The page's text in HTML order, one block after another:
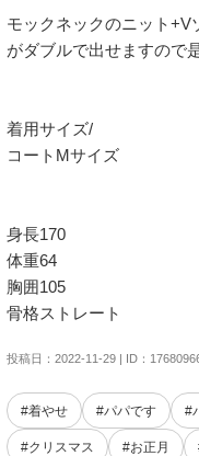
モックネックのニット
がダブルで出せますので
着用サイズ/
コートMサイズ
身長170
体重64
胸囲105
骨格ストレート
投稿日：2022-11-29 | ID：
#着やせ #パパです #
#クリスマス #お正月